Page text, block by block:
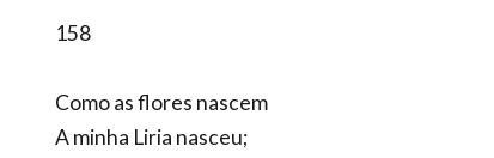
158
Como as flores nascem
A minha Liria nasceu;